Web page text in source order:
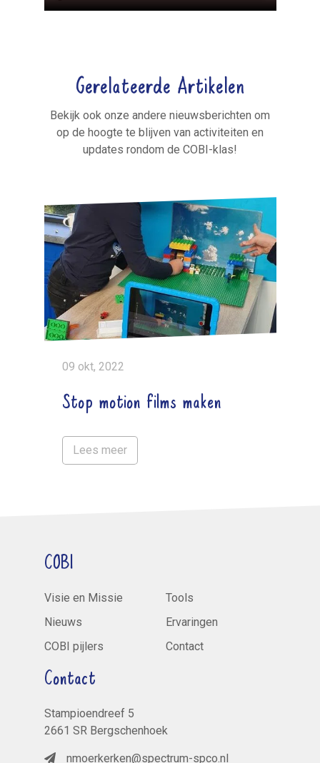
Gerelateerde Artikelen
Bekijk ook onze andere nieuwsberichten om
op de hoogte te blijven van activiteiten en
updates rondom de COBI-klas!
09 okt, 2022
Stop motion films maken
Lees meer
COBI
Visie en Missie
Nieuws
COBI pijlers
Tools
Ervaringen
Contact
Contact
Stampioendreef 5
2661 SR Bergschenhoek
nmoerkerken@spectrum-spco.nl